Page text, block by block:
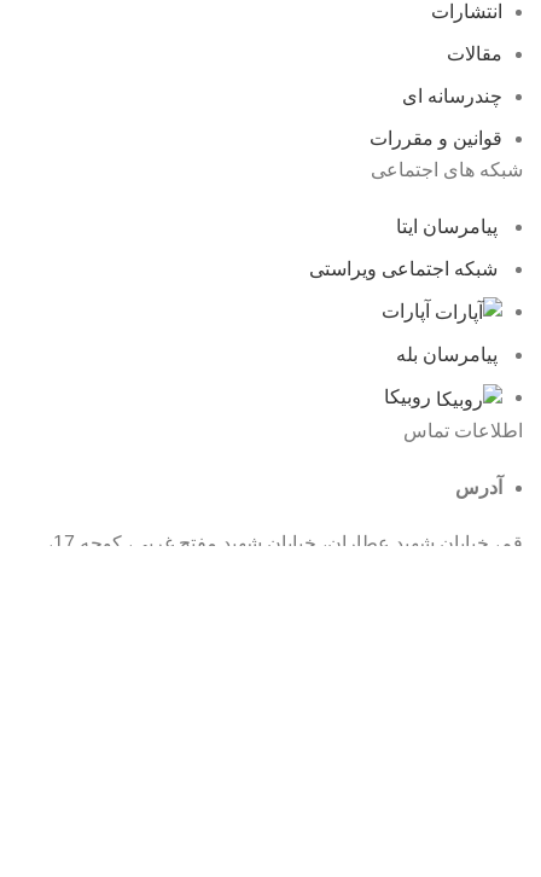
انتشارات
مقالات
چندرسانه ای
قوانین و مقررات
شبکه های اجتماعی
پیامرسان ایتا
شبکه اجتماعی ویراستی
آپارات
پیامرسان بله
روبیکا
اطلاعات تماس
آدرس
قم، خیابان شهید عطاران، خیابان شهید مفتح غربی، کوچه 17،